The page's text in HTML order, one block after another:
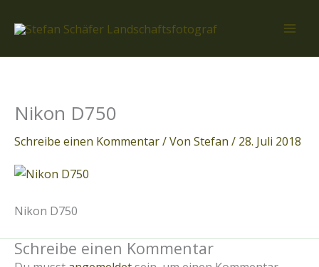
Inhalt
Nikon D750
Schreibe einen Kommentar/ Von Stefan / 28. Juli 2018
Nikon D750
Schreibe einen Kommentar